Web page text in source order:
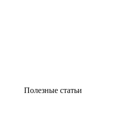
Полезные статьи